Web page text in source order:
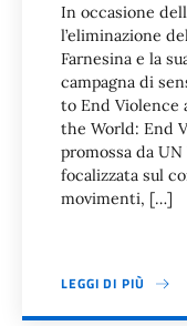
In occasione
l’eliminazione
Farnesina e la
campagna di
to End Violence
the World: End
promossa da
focalizzata sul
movimenti, […]
LEGGI DI PIÙ